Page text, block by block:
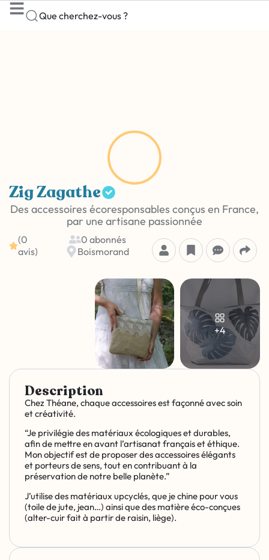
Que cherchez-vous ?
Zig Zagathe
Des accessoires écoresponsables conçus en France,
par une artisane passionnée
(0
avis)
0 abonnés
Boismorand
+4
Description
Chez Théane, chaque accessoires est façonné avec soin
et créativité.
“Je privilégie des matériaux écologiques et durables,
afin de mettre en avant l’artisanat français et éthique.
Mon objectif est de proposer des accessoires élégants
et porteurs de sens, tout en contribuant à la
préservation de notre belle planète.”
J’utilise des matériaux upcyclés, que je chine pour vous
(toile de jute, jean…) ainsi que des matière éco-conçues
(alter-cuir fait à partir de raisin, liège).